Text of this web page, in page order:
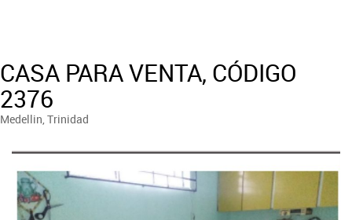
CASA PARA VENTA, CÓDIGO
2376
Medellin, Trinidad